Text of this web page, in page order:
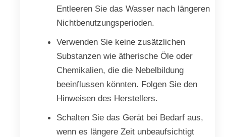
Entleeren Sie das Wasser nach längeren
Nichtbenutzungsperioden.
Verwenden Sie keine zusätzlichen
Substanzen wie ätherische Öle oder
Chemikalien, die die Nebelbildung
beeinflussen könnten. Folgen Sie den
Hinweisen des Herstellers.
Schalten Sie das Gerät bei Bedarf aus,
wenn es längere Zeit unbeaufsichtigt